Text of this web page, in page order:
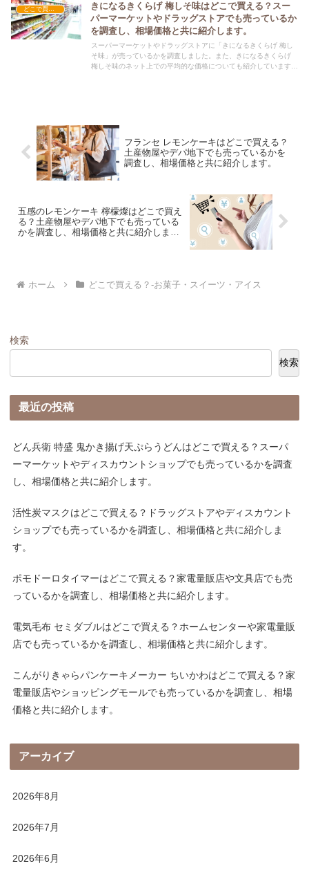
どこで買える？-お菓子・スイーツ・アイス
きになるきくらげ 梅しそ味はどこで買える？スー
パーマーケットやドラッグストアでも売っているか
を調査し、相場価格と共に紹介します。
スーパーマーケットやドラッグストアに「きになるきくらげ 梅し
そ味」が売っているかを調査しました。また、きになるきくらげ
梅しそ味のネット上での平均的な価格についても紹介しています。
フランセ レモンケーキはどこで買える？
土産物屋やデパ地下でも売っているかを
調査し、相場価格と共に紹介します。
五感のレモンケーキ 檸檬燦はどこで買え
る？土産物屋やデパ地下でも売っている
かを調査し、相場価格と共に紹介しま
ホーム どこで買える？-お菓子・スイーツ・アイス
検索
検索
最近の投稿
どん兵衛 特盛 鬼かき揚げ天ぷらうどんはどこで買える？スーパ
ーマーケットやディスカウントショップでも売っているかを調査
し、相場価格と共に紹介します。
活性炭マスクはどこで買える？ドラッグストアやディスカウント
ショップでも売っているかを調査し、相場価格と共に紹介しま
す。
ポモドーロタイマーはどこで買える？家電量販店や文具店でも売
っているかを調査し、相場価格と共に紹介します。
電気毛布 セミダブルはどこで買える？ホームセンターや家電量販
店でも売っているかを調査し、相場価格と共に紹介します。
こんがりきゃらパンケーキメーカー ちいかわはどこで買える？家
電量販店やショッピングモールでも売っているかを調査し、相場
価格と共に紹介します。
アーカイブ
2026年8月
2026年7月
2026年6月